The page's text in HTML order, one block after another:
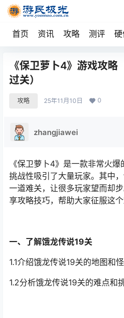
首页 资讯 攻略 测评
《保卫萝卜4》游戏攻
过关）
攻略 25年11月10日 0
zhangjiawei
《保卫萝卜4》是一款非常火
挑战性吸引了大量玩家。其中
一道难关，让很多玩家望而却
享攻略技巧，帮助大家征服这个
一、了解饿龙传说19关
1.1介绍饿龙传说19关的地图和
1.2分析饿龙传说19关的难点和